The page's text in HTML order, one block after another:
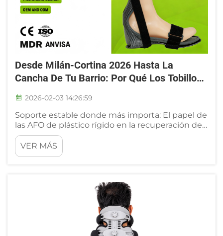
Desde Milán-Cortina 2026 Hasta La
Cancha De Tu Barrio: Por Qué Los Tobillos
AFO De Plástico Rígido De Grado Médico
2026-02-03 14:26:59
Soporte estable donde más importa: El papel de
las AFO de plástico rígido en la recuperación de
lesiones del tobillo. Cuando pensamos en los
deportes, a menudo nos centramos en la
emoción de la competición y en las
VER MÁS